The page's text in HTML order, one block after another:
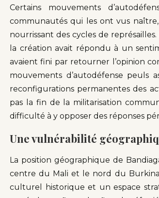
Certains mouvements
communautés qui les ont vus
nourrissant des cycles de
la création avait répondu à un
avaient fini par retourner l’opinion
mouvements d’autodéfense peuls
reconfigurations permanentes des
pas la fin de la militarisation
difficulté à y opposer des réponses
Une vulnérabilité
La position géographique de
centre du Mali et le nord du Burkina
culturel historique et un espace